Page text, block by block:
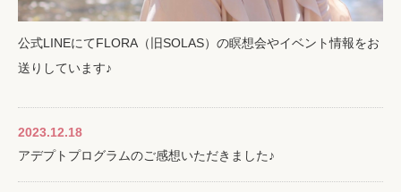
公式LINEにてFLORA（旧SOLAS）の瞑想会やイベント情報をお
送りしています♪
2023.12.18
アデプトプログラムのご感想いただきました♪